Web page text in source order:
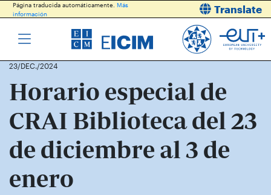
Página traducida automáticamente. Más
información
Translate
23/DEC./2024
Horario especial de
CRAI Biblioteca del 23
de diciembre al 3 de
enero